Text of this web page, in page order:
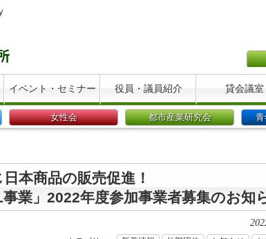
イベント・セミナー 役員・議員紹介 貸会議室
女性会 都市産業研究会 青
本商品の販売促進！
業」2022年度参加事業者募集のお知